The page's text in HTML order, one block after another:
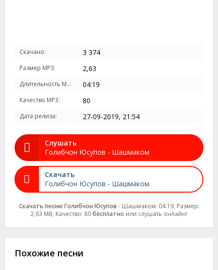
Скачано: 3 374
Размер MP3: 2,63
Длительность MP3: 04:19
Качество MP3: 80
Дата релиза: 27-09-2019, 21:54
Слушать
Голибчон Юсупов - Шашмаком
Скачать
Голибчон Юсупов - Шашмаком
Скачать песню Голибчон Юсупов - Шашмаком: 04:19, Размер:
2,63 MB, Качество: 80бесплатно или слушать онлайн!
Похожие песни